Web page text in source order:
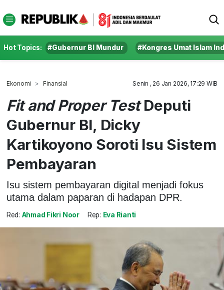
Hot Topics: #Gubernur BI Mundur #Kongres Umat Islam
Ekonomi Finansial Senin , 26 Jan 2026, 17:29 WIB
Fit and Proper TestDeputi
Gubernur BI, Dicky
Kartikoyono Soroti Isu Sistem
Pembayaran
Isu sistem pembayaran digital menjadi fokus
utama dalam paparan di hadapan DPR.
Red: Ahmad Fikri Noor Rep: Eva Rianti